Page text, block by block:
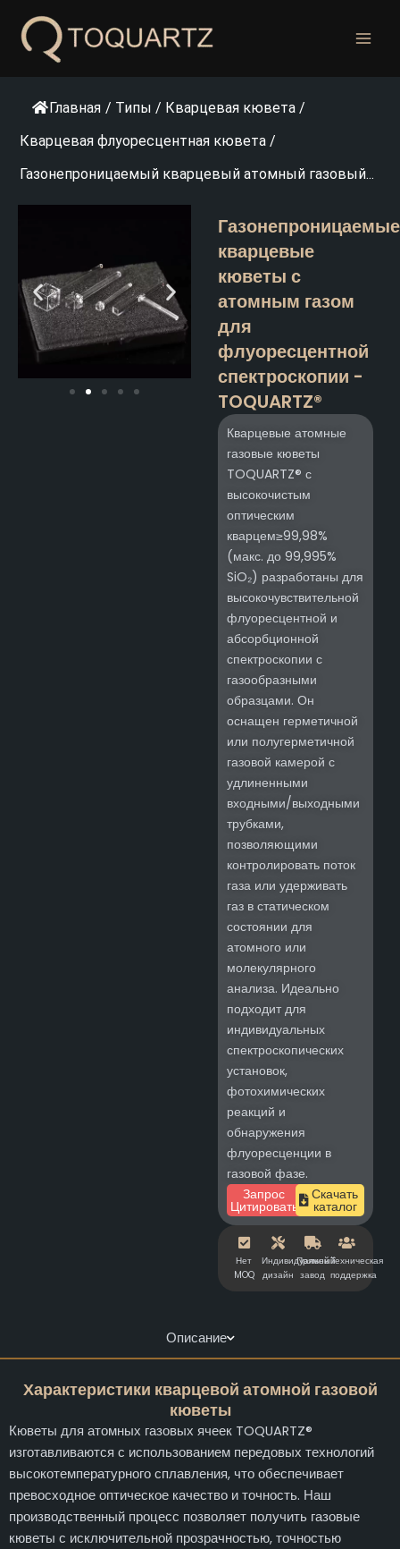
содержанию
Главная / Типы / Кварцевая кювета /
Кварцевая флуоресцентная кювета /
Газонепроницаемый кварцевый атомный газовый...
Газонепроницаемые
кварцевые
кюветы с
атомным газом
для
флуоресцентной
спектроскопии -
TOQUARTZ®
Кварцевые атомные
газовые кюветы
TOQUARTZ® с
высокочистым
оптическим
кварцем≥99,98%
(макс. до 99,995%
SiO₂) разработаны для
высокочувствительной
флуоресцентной и
абсорбционной
спектроскопии с
газообразными
образцами. Он
оснащен герметичной
или полугерметичной
газовой камерой с
удлиненными
входными/выходными
трубками,
позволяющими
контролировать поток
газа или удерживать
газ в статическом
состоянии для
атомного или
молекулярного
анализа. Идеально
подходит для
индивидуальных
спектроскопических
установок,
фотохимических
реакций и
обнаружения
флуоресценции в
газовой фазе.
Запрос
Цитировать
Скачать
каталог
Нет
MOQ
Индивидуальный
дизайн
Прямой
завод
Техническая
поддержка
Описание
Характеристики кварцевой атомной газовой
кюветы
Кюветы для атомных газовых ячеек TOQUARTZ®
изготавливаются с использованием передовых технологий
высокотемпературного сплавления, что обеспечивает
превосходное оптическое качество и точность. Наш
производственный процесс позволяет получить газовые
кюветы с исключительной прозрачностью, точностью